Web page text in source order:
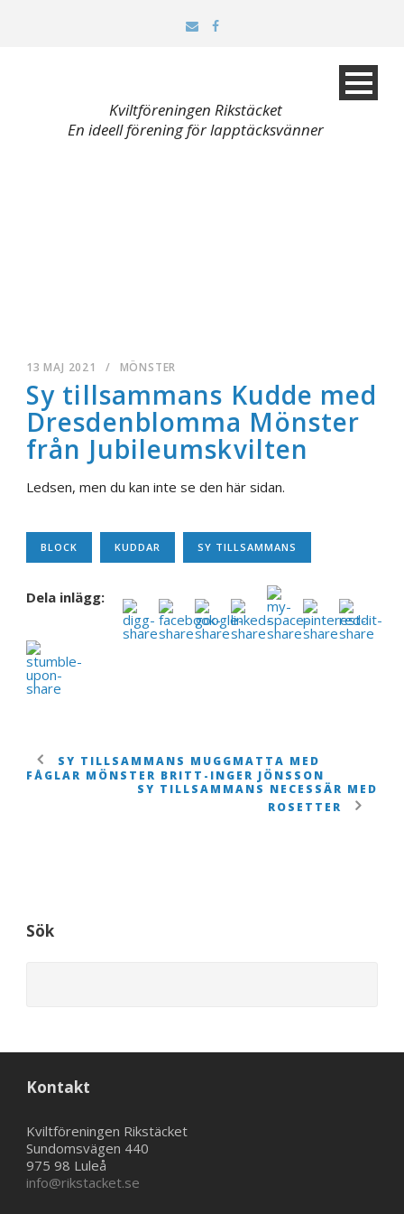
Kviltföreningen Rikstäcket
En ideell förening för lapptäcksvänner
13 MAJ 2021 / MÖNSTER
Sy tillsammans Kudde med
Dresdenblomma Mönster
från Jubileumskvilten
Ledsen, men du kan inte se den här sidan.
BLOCK KUDDAR SY TILLSAMMANS
Dela inlägg:
SY TILLSAMMANS MUGGMATTA MED
FÅGLAR MÖNSTER BRITT-INGER JÖNSSON
SY TILLSAMMANS NECESSÄR MED
ROSETTER
Sök
Kontakt
Kviltföreningen Rikstäcket
Sundomsvägen 440
975 98 Luleå
info@rikstacket.se